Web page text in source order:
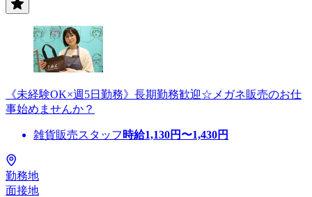
《未経験OK×週5日勤務》長期勤務歓迎☆メガネ販売のお仕
事始めませんか？
雑貨販売スタッフ 時給1,130円〜1,430円
勤務地
面接地